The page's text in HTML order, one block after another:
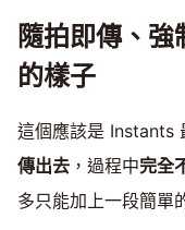
隨拍即傳、
的樣子
這個應該是
傳出去 ，過程中完全
多只能加上一段簡單